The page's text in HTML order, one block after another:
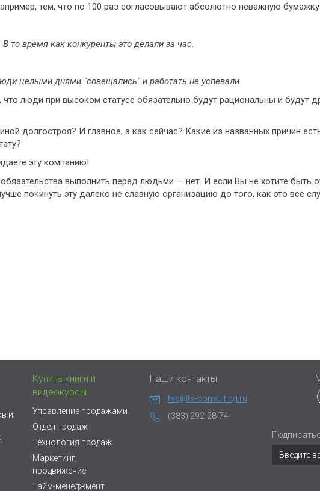
тем, что по 100 раз согласовывают абсолютно неважную
время как конкуренты это делали за час.
целыми днями "совещались" и работать не успевали.
люди при высоком статусе обязательно будут рациональны и будут
долгостроя? И главное, а как сейчас? Какие из названных причин
эту компанию!
выполнить перед людьми — нет. И если Вы не хотите быть
покинуть эту далеко не славную организацию до того, как это все
и
Купить книги и
видеокурсы
Управление продажами
Отдел продаж
Технология продаж
Маркетинг,
продвижение
Тайм-менеджмент
Наши контакты
tsc@ts-consulting.ru
(383) 292-28-74